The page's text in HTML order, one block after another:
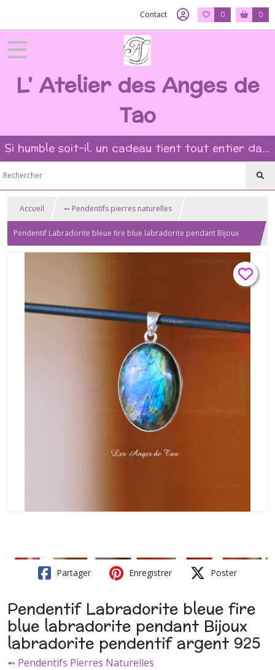
Contact 0 0
L' Atelier des Anges de
Tao
Si humble soit-il, un cadeau tient tout entier dans l'intention et la beauté du geste ?
Accueil ➻ Pendentifs pierres naturelles
Pendentif Labradorite bleue fire blue labradorite pendant Bijoux
Partager Enregistrer Poster
Pendentif Labradorite bleue fire
blue labradorite pendant Bijoux
labradorite pendentif argent 925
➻ Pendentifs Pierres Naturelles